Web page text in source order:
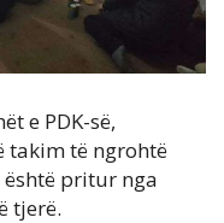
e PDK-së,
takim të ngrohtë
pritur nga
tjerë.